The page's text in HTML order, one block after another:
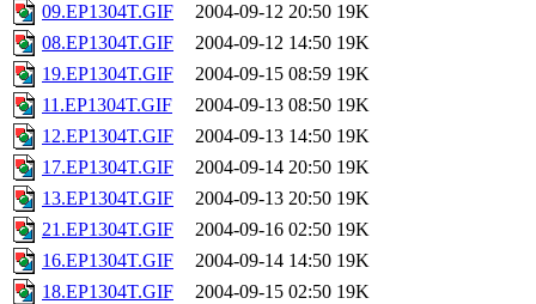
09.EP1304T.GIF
2004-09-12 20:50 19K
08.EP1304T.GIF
2004-09-12 14:50 19K
19.EP1304T.GIF
2004-09-15 08:59 19K
11.EP1304T.GIF
2004-09-13 08:50 19K
12.EP1304T.GIF
2004-09-13 14:50 19K
17.EP1304T.GIF
2004-09-14 20:50 19K
13.EP1304T.GIF
2004-09-13 20:50 19K
21.EP1304T.GIF
2004-09-16 02:50 19K
16.EP1304T.GIF
2004-09-14 14:50 19K
18.EP1304T.GIF
2004-09-15 02:50 19K